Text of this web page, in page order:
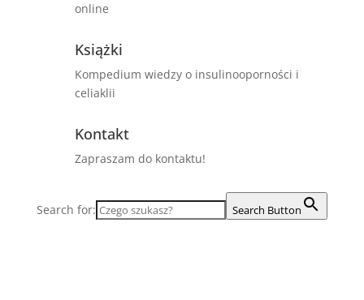
online
Książki
Kompedium wiedzy o insulinooporności i
celiaklii
Kontakt
Zapraszam do kontaktu!
Search for: Search Button